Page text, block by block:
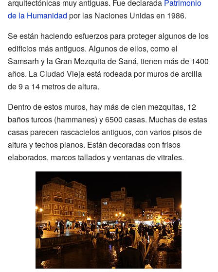
arquitectónicas muy antiguas. Fue declarada Patrimonio
de la Humanidad por las Naciones Unidas en 1986.
Se están haciendo esfuerzos para proteger algunos de los
edificios más antiguos. Algunos de ellos, como el
Samsarh y la Gran Mezquita de Saná, tienen más de 1400
años. La Ciudad Vieja está rodeada por muros de arcilla
de 9 a 14 metros de altura.
Dentro de estos muros, hay más de cien mezquitas, 12
baños turcos (hammanes) y 6500 casas. Muchas de estas
casas parecen rascacielos antiguos, con varios pisos de
altura y techos planos. Están decoradas con frisos
elaborados, marcos tallados y ventanas de vitrales.